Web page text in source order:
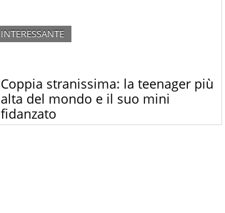
Coppia stranissima: la teenager più
alta del mondo e il suo mini
fidanzato
INTERESSANTE